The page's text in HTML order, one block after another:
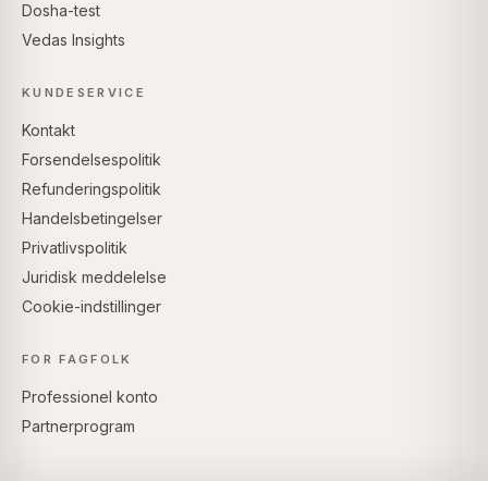
Dosha-test
Vedas Insights
KUNDESERVICE
Kontakt
Forsendelsespolitik
Refunderingspolitik
Handelsbetingelser
Privatlivspolitik
Juridisk meddelelse
Cookie-indstillinger
FOR FAGFOLK
Professionel konto
Partnerprogram